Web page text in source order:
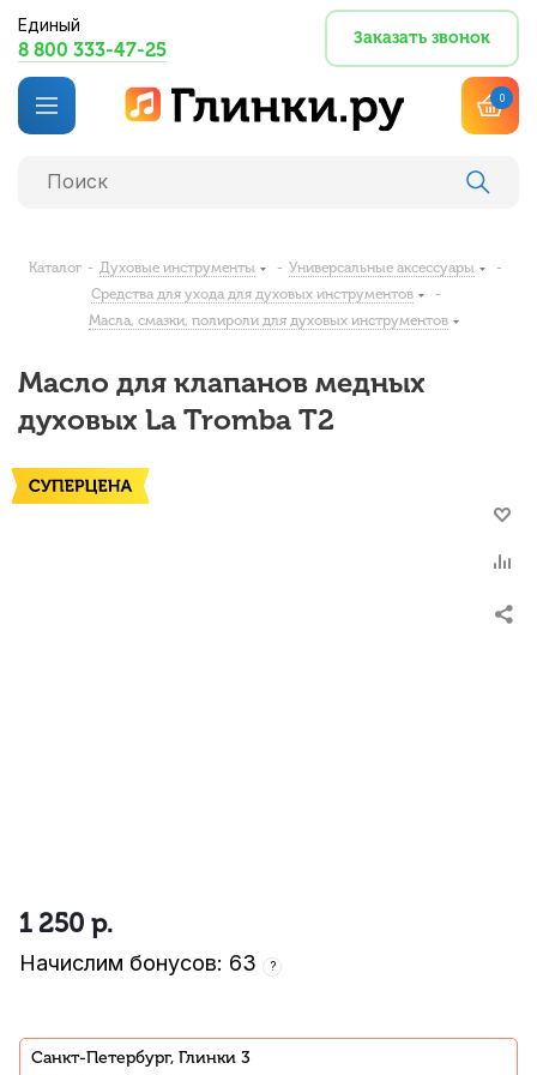
Единый
8 800 333-47-25
Заказать звонок
0
Каталог - Духовые инструменты - Универсальные аксессуары
-
Средства для ухода для духовых инструментов
-
Масла, смазки, полироли для духовых инструментов
Масло для клапанов медных
духовых La Tromba T2
1 250 р.
Начислим бонусов: 63 ?
Санкт-Петербург, Глинки 3